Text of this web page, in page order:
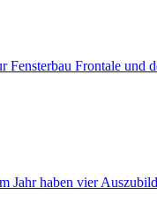
Frontale und
haben vier